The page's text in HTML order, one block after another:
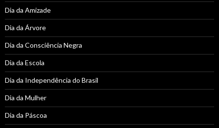
Dia da Amizade
Dia da Árvore
Dia da Consciência Negra
Dia da Escola
Dia da Independência do Brasil
Dia da Mulher
Dia da Páscoa